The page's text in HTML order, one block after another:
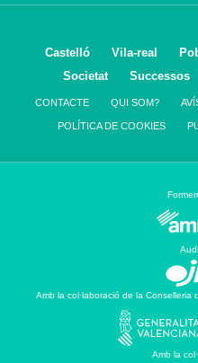
Castelló Vila-real
Societat
Successos
CONTACTE QUI SOM?
POLÍTICA DE COOKIES
Amb la col·laboració de la Conselleria
Amb la